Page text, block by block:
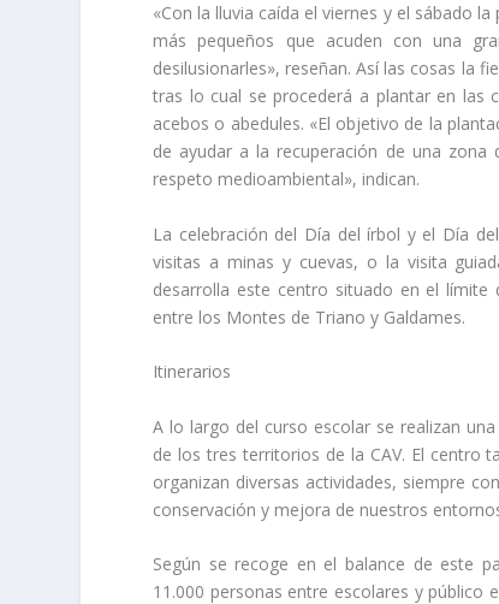
«Con la lluvia caí­da el viernes y el sábado
más pequeños que acuden con una
desilusionarles», reseñan. Así­ las cosas la
tras lo cual se procederá a plantar en las
acebos o abedules. «El objetivo de la
de ayudar a la recuperación de una
respeto medioambiental», indican.
La celebración del Dí­a del írbol y el Dí­a
visitas a minas y cuevas, o la visita
desarrolla este centro situado en el lí­mite
entre los Montes de Triano y Galdames.
Itinerarios
A lo largo del curso escolar se realizan
de los tres territorios de la CAV. El centro
organizan diversas actividades, siempre
conservación y mejora de nuestros
Según se recoge en el balance de este
11.000 personas entre escolares y público